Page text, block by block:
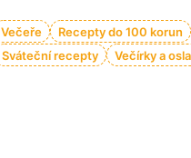
Večeře Recepty do 100 korun
Sváteční recepty Večírky a